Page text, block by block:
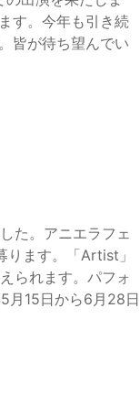
す。今年も引き続
皆が待ち望んでい
た。アニエラフェ
ります。「Artist」
られます。パフォ
月15日から6月28日